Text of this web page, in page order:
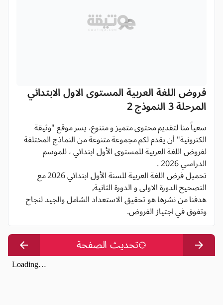
فروض اللغة العربية المستوى الاول الابتدائي
المرحلة 3 النموذج 2
سعياً منا لتقديم محتوى متميز و متنوع، يسر موقع "وثيقة
الكترونية" أن يقدم لكم مجموعة متنوعة من النماذج المختلفة
لفروض اللغة العربية للمستوى الأول ابتدائي ، للموسم
الدراسي 2026 .
تحميل فرض اللغة العربية للسنة الأول ابتدائي 2026 مع
التصحيح الدورة الاولى و الدورة الثانية,
هدفنا من نشرها هو تحقيق الاستعداد الشامل والجيد لنجاح
وتفوق في اجتياز الفروض.
تحديث الصفحة